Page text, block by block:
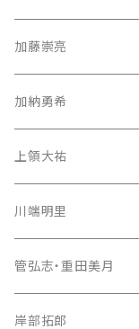
加藤崇亮
加納勇希
上領大祐
川端明里
管弘志・重田美月
岸部拓郎